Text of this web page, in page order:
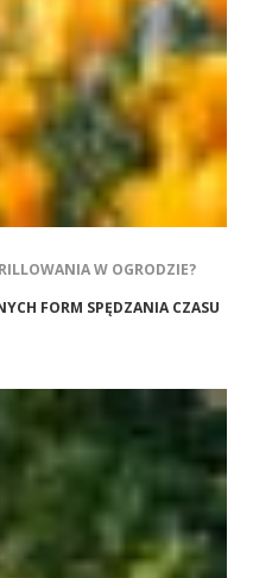
W OGRODZIE?
FORM SPĘDZANIA CZASU